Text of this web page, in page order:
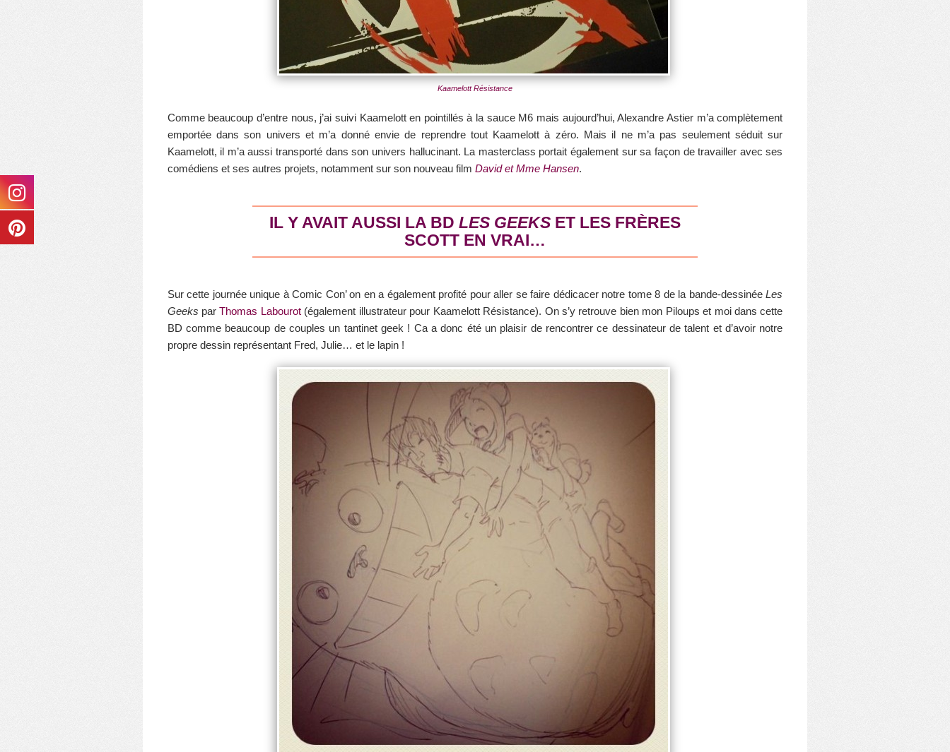
Kaamelott Résistance
Comme beaucoup d’entre nous, j’ai suivi Kaamelott en pointillés à la sauce M6 mais aujourd’hui, Alexandre Astier m’a complètement
emportée dans son univers et m’a donné envie de reprendre tout Kaamelott à zéro. Mais il ne m’a pas seulement séduit sur
Kaamelott, il m’a aussi transporté dans son univers hallucinant. La masterclass portait également sur sa façon de travailler avec ses
comédiens et ses autres projets, notamment sur son nouveau film David et Mme Hansen.
IL Y AVAIT AUSSI LA BD LES GEEKSET LES FRÈRES
SCOTT EN VRAI…
Sur cette journée unique à Comic Con’ on en a également profité pour aller se faire dédicacer notre tome 8 de la bande-dessinéeLes
Geeks parThomas Labourot(également illustrateur pour Kaamelott Résistance). On s’y retrouve bien mon Piloups et moi dans cette
BD comme beaucoup de couples un tantinet geek ! Ca a donc été un plaisir de rencontrer ce dessinateur de talent et d’avoir notre
propre dessin représentant Fred, Julie… et le lapin !